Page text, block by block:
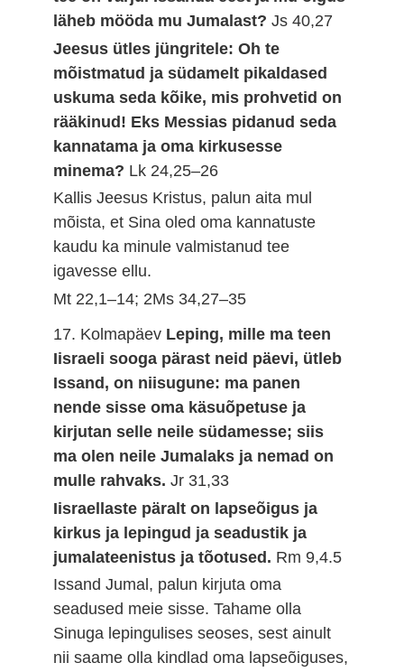
läheb mööda mu Jumalast?Js 40,27
Jeesus ütles jüngritele: Oh te
mõistmatud ja südamelt pikaldased
uskuma seda kõike, mis prohvetid on
rääkinud! Eks Messias pidanud seda
kannatama ja oma kirkusesse
minema? Lk 24,25–26
Kallis Jeesus Kristus, palun aita mul
mõista, et Sina oled oma kannatuste
kaudu ka minule valmistanud tee
igavesse ellu.
Mt 22,1–14; 2Ms 34,27–35
17. Kolmapäev Leping, mille ma teen
Iisraeli sooga pärast neid päevi, ütleb
Issand, on niisugune: ma panen
nende sisse oma käsuõpetuse ja
kirjutan selle neile südamesse; siis
ma olen neile Jumalaks ja nemad on
mulle rahvaks.Jr 31,33
Iisraellaste päralt on lapseõigus ja
kirkus ja lepingud ja seadustik ja
jumalateenistus ja tõotused. Rm 9,4.5
Issand Jumal, palun kirjuta oma
seadused meie sisse. Tahame olla
Sinuga lepingulises seoses, sest ainult
nii saame olla kindlad oma lapseõiguses,